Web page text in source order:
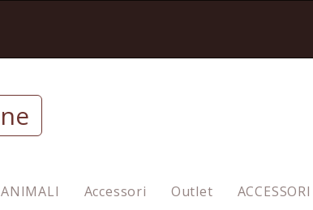
ANIMALI Accessori Outlet